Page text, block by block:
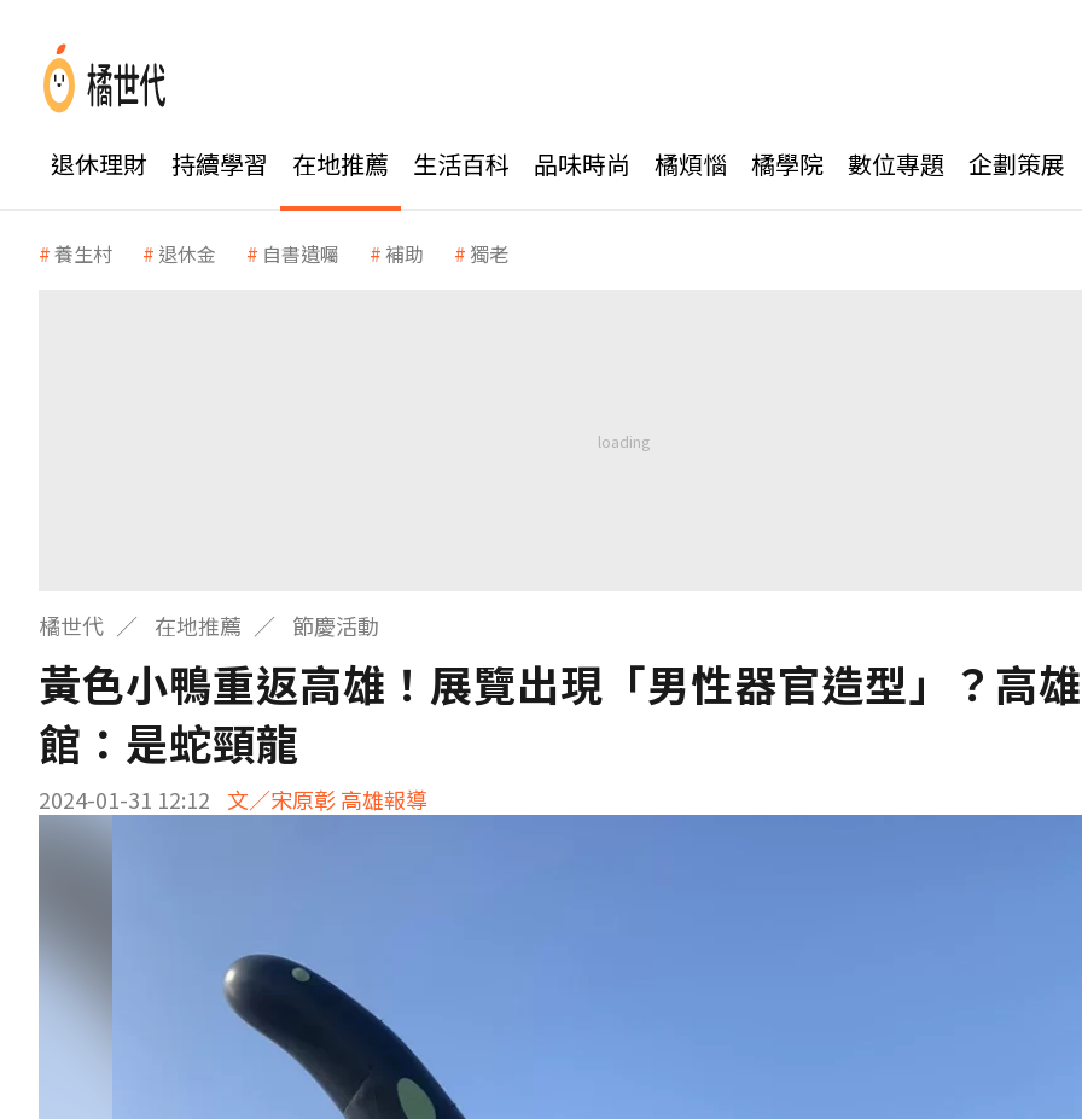
退休理財 持續學習 在地推薦 生活百科 品味時尚 橘煩惱 橘學院 數位專題 企劃策展
養生村 退休金 自書遺囑 補助 獨老
橘世代 在地推薦 節慶活動
黃色小鴨重返高雄！展覽出現「男性器官造型」？高
館：是蛇頸龍
2024-01-31 12:12 文／宋原彰 高雄報導